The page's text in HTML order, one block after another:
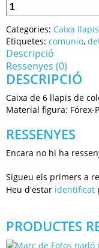
Categories: Caixa
Etiquetes: comunio,
Descripció
Ressenyes (0)
DESCRIPCIÓ
Caixa de 6 llapis de
Material figura: Fórex-
RESSENYES
Encara no hi ha
Sigueu els primers a
Heu d'estar identificat
PRODUCTES